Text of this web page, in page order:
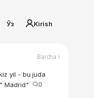
Ўз Kirish
Barcha ›
yil - bu juda
Madrid"
0